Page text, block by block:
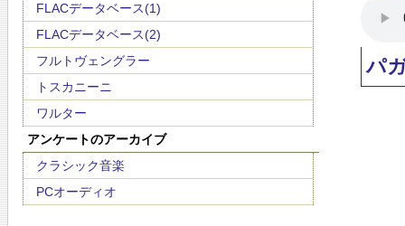
FLACデータベース(1)
FLACデータベース(2)
フルトヴェングラー
トスカニーニ
ワルター
アンケートのアーカイブ
クラシック音楽
PCオーディオ
パ